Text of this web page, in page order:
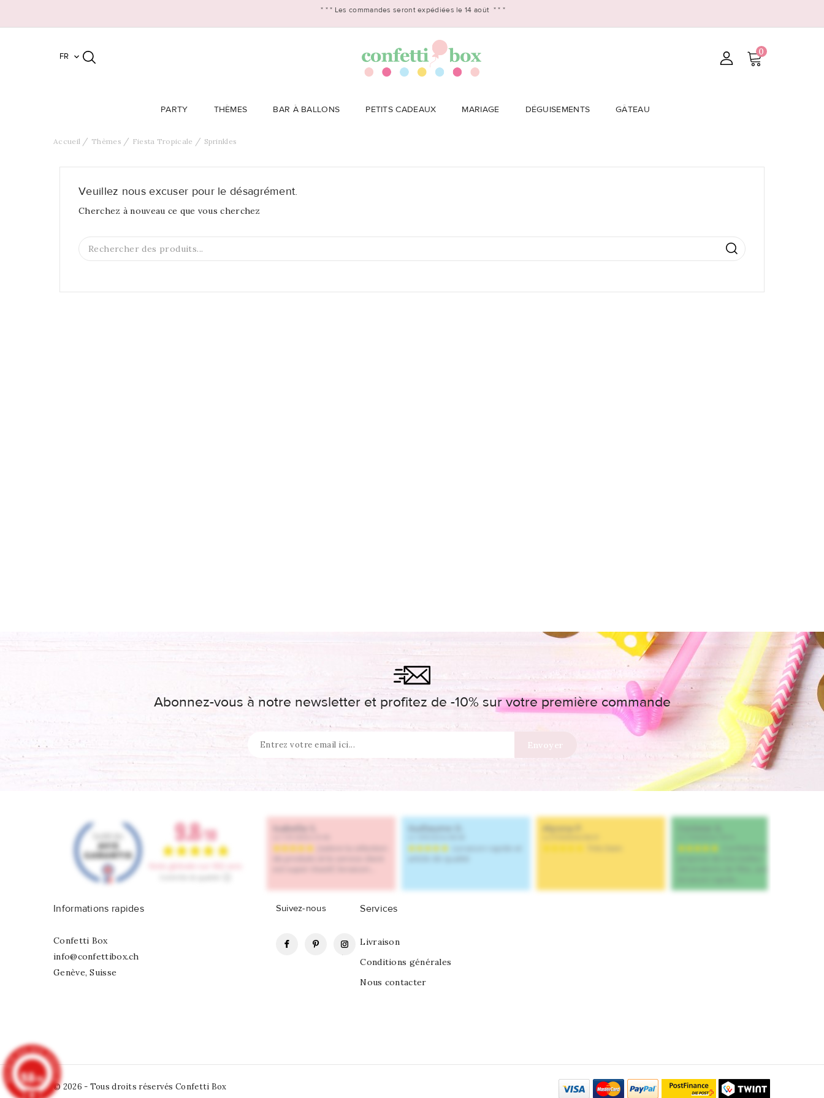
* * * Les commandes seront expédiées le 14 août * * *
FR  0
PARTY THÈMES BAR À BALLONS PETITS CADEAUX MARIAGE DÉGUISEMENTS GÂTEAU
Accueil Thèmes Fiesta Tropicale Sprinkles
Veuillez nous excuser pour le désagrément.
Cherchez à nouveau ce que vous cherchez
Abonnez-vous à notre newsletter et profitez de -10% sur votre première commande
Informations rapides
Confetti Box
info@confettibox.ch
Genève, Suisse
Suivez-nous
FacebookPinterestInstagram
Services
Livraison
Conditions générales
Nous contacter
© 2026 - Tous droits réservés Confetti Box
9.8/10
902 avis